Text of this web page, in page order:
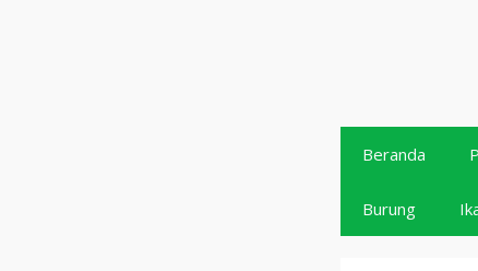
Beranda
Burung